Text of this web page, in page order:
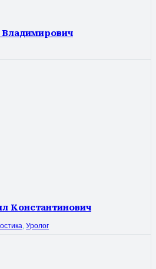
Владимирович
Константинович
Уролог